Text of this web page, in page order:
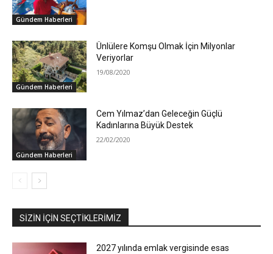
Gündem Haberleri
Gündem Haberleri
Ünlülere Komşu Olmak İçin Milyonlar
Veriyorlar
19/08/2020
Gündem Haberleri
Cem Yılmaz’dan Geleceğin Güçlü
Kadınlarına Büyük Destek
22/02/2020
SIZIN İÇIN SEÇTIKLERIMIZ
2027 yılında emlak vergisinde esas